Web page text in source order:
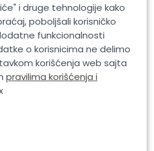
i druge tehnologije kako
poboljšali korisničko
funkcionalnosti
o korisnicima ne delimo
korišćenja web sajta
pravilima korišćenja i